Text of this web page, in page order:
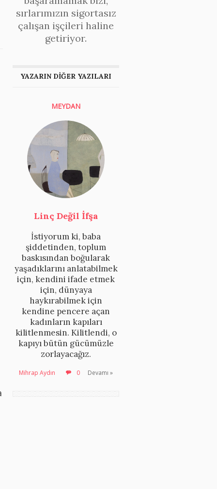
sırlarımızın sigortasız
çalışan işçileri haline
getiriyor.
YAZARIN DİĞER YAZILARI
MEYDAN
Linç Değil İfşa
İstiyorum ki, baba
şiddetinden, toplum
baskısından boğularak
yaşadıklarını anlatabilmek
için, kendini ifade etmek
için, dünyaya
haykırabilmek için
kendine pencere açan
kadınların kapıları
kilitlenmesin. Kilitlendi, o
kapıyı bütün gücümüzle
zorlayacağız.
Mihrap Aydın 0 Devamı »